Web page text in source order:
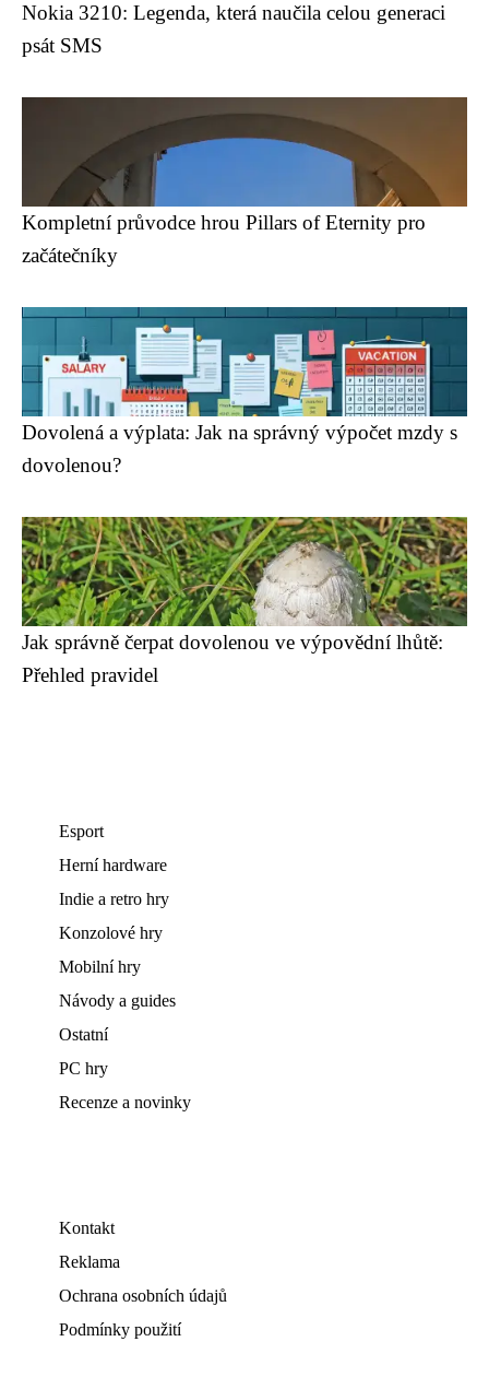
Nokia 3210: Legenda, která naučila celou generaci
psát SMS
Kompletní průvodce hrou Pillars of Eternity pro
začátečníky
Dovolená a výplata: Jak na správný výpočet mzdy s
dovolenou?
Jak správně čerpat dovolenou ve výpovědní lhůtě:
Přehled pravidel
Esport
Herní hardware
Indie a retro hry
Konzolové hry
Mobilní hry
Návody a guides
Ostatní
PC hry
Recenze a novinky
Kontakt
Reklama
Ochrana osobních údajů
Podmínky použití